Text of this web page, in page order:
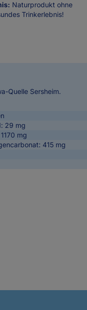
Naturprodukt ohne
Trinkerlebnis!
Quelle Sersheim.
29 mg
mg
415 mg